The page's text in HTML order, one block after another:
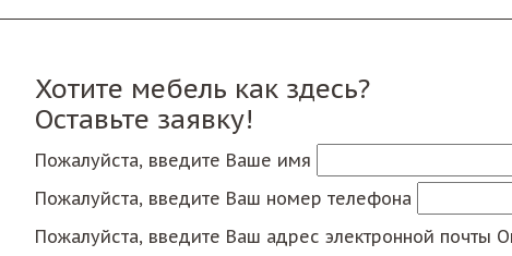
Хотите мебель как здесь?
Оставьте заявку!
Пожалуйста, введите Ваше имя
Пожалуйста, введите Ваш номер телефона
Пожалуйста, введите Ваш адрес электронной почты